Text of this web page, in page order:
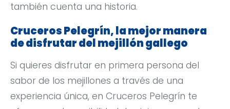
también cuenta una historia.
Cruceros Pelegrín, la mejor manera
de disfrutar del mejillón gallego
Si quieres disfrutar en primera persona del
sabor de los mejillones a través de una
experiencia única, en Cruceros Pelegrín te